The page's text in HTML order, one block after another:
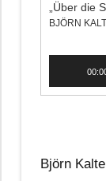
„Über die
BJÖRN
Björn